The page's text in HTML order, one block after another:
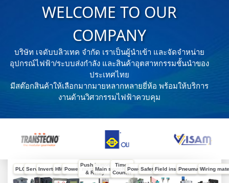
WELCOME TO OUR
COMPANY
บริษัท เจดับบลิวเทค จำกัด เราเป็นผู้นำเข้า และจัดจำหน่าย
อุปกรณ์ไฟฟ้า/ระบบส่งกำลัง และสินค้าอุตสาหกรรมชั้นนำของ
ประเทศไทย
มีสต๊อกสินค้าให้เลือกมากมายหลากหลายยี่ห้อ พร้อมให้บริการ
งานด้านวิศวกรรมไฟฟ้าควบคุม
PLC ServoInverterHMIPower meter
Push button
& Relay
Main switch
Timer
Counter
Power supply
SafetyField instrument
PneumaticWiring